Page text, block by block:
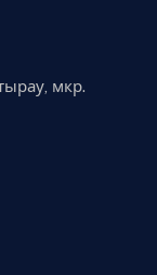
мкр.